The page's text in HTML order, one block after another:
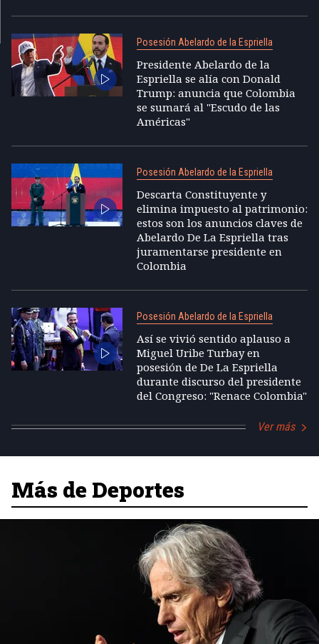
Posesión Abelardo de la Espriella
Presidente Abelardo de la
Espriella se alía con Donald
Trump: anuncia que Colombia
se sumará al "Escudo de las
Américas"
Posesión Abelardo de la Espriella
Descarta Constituyente y
elimina impuesto al patrimonio:
estos son los anuncios claves de
Abelardo De La Espriella tras
juramentarse presidente en
Colombia
Posesión Abelardo de la Espriella
Así se vivió sentido aplauso a
Miguel Uribe Turbay en
posesión de De La Espriella
durante discurso del presidente
del Congreso: "Renace Colombia"
Ver más
Más de Deportes